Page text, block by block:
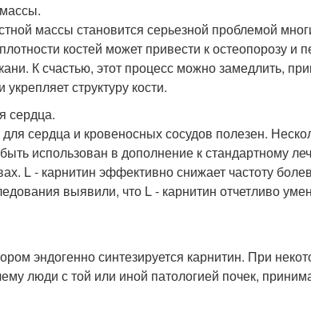
массы становится серьезной проблемой
костей может привести к остеопорозу и
К счастью, этот процесс можно замедлить,
структуру кости.
сердца.
сердца и кровеносных сосудов полезен.
использован в дополнение к стандартному
L - карнитин эффективно снижает частоту
выявили, что L - карнитин отчетливо
эндогенно синтезируется карнитин. При
люди с той или иной патологией почек,